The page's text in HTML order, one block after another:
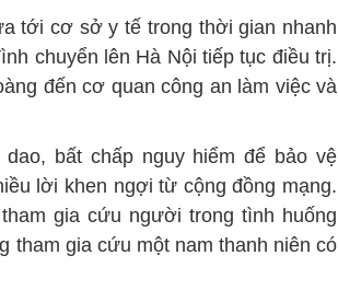
tới cơ sở y tế trong thời gian nhanh
chuyển lên Hà Nội tiếp tục điều trị.
đến cơ quan công an làm việc và
bất chấp nguy hiểm để bảo vệ
lời khen ngợi từ cộng đồng mạng.
gia cứu người trong tình huống
tham gia cứu một nam thanh niên có